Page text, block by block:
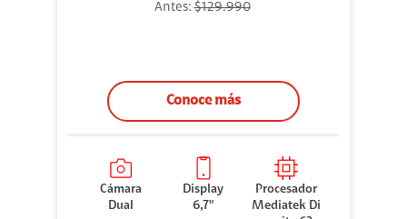
Antes:$129.990
Conoce más
Cámara
Dual
Display
6,7"
Procesador
Mediatek Di